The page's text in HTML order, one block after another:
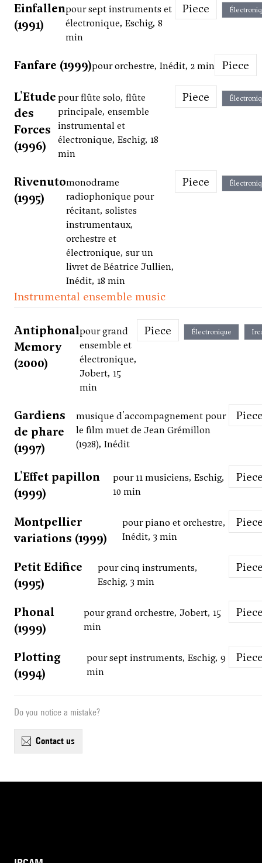
Einfallen
(1991)
pour sept instruments et
électronique, Eschig, 8
min
Piece
Fanfare (1999)pour orchestre, Inédit, 2 min Piece
L'Etude
des
Forces
(1996)
pour flûte solo, flûte
principale, ensemble
instrumental et
électronique, Eschig, 18
min
Piece
Rivenuto
(1995)
monodrame
radiophonique pour
récitant, solistes
instrumentaux,
orchestre et
électronique, sur un
livret de Béatrice Jullien,
Inédit, 18 min
Piece
Instrumental ensemble music
Antiphonal
Memory
(2000)
pour grand
ensemble et
électronique,
Jobert, 15
min
Piece Électronique
Gardiens
de phare
(1997)
musique d'accompagnement pour
le film muet de Jean Grémillon
(1928), Inédit
L'Effet papillon
(1999)
pour 11 musiciens, Eschig,
10 min
Montpellier
variations (1999)
pour piano et orchestre,
Inédit, 3 min
Petit Edifice
(1995)
pour cinq instruments,
Eschig, 3 min
Phonal
(1999)
pour grand orchestre, Jobert, 15
min
Plotting
(1994)
pour sept instruments, Eschig, 9
min
Do you notice a mistake?
contact us